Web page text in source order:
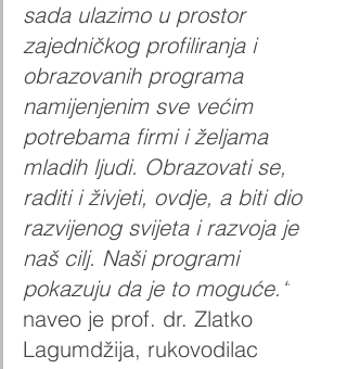
sada ulazimo u prostor
zajedničkog profiliranja i
obrazovanih programa
namijenjenim sve većim
potrebama firmi i željama
mladih ljudi. Obrazovati se,
raditi i živjeti, ovdje, a biti dio
razvijenog svijeta i razvoja je
naš cilj. Naši programi
pokazuju da je to moguće.“
naveo je prof. dr. Zlatko
Lagumdžija, rukovodilac